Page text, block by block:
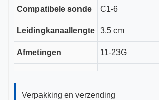
Compatibele sonde C1-6
Leidingkanaallengte 3.5 cm
Afmetingen 11-23G
gecertificeerd
Verpakking en verzending